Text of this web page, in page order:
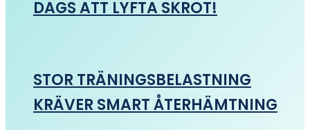
DAGS ATT LYFTA SKROT!
STOR TRÄNINGSBELASTNING
KRÄVER SMART ÅTERHÄMTNING